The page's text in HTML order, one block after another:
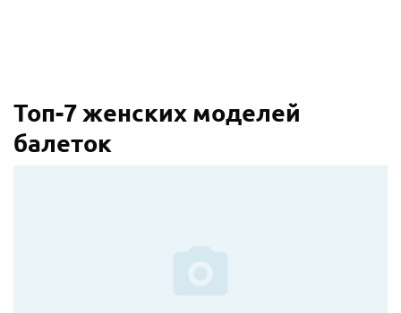
Топ-7 женских моделей
балеток